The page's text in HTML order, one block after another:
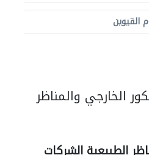
القيوين
الخارجي والمناظر
الطبيعية الشركات